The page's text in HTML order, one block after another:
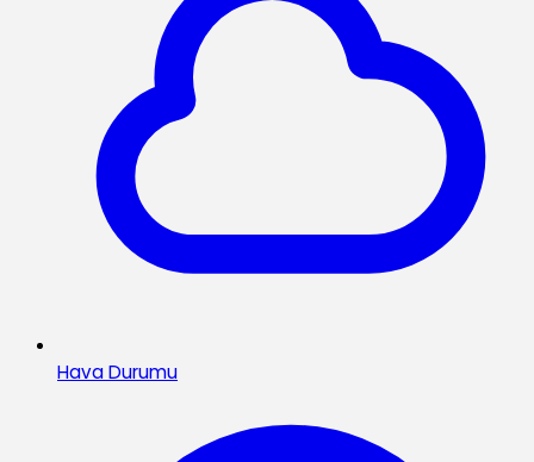
Hava Durumu